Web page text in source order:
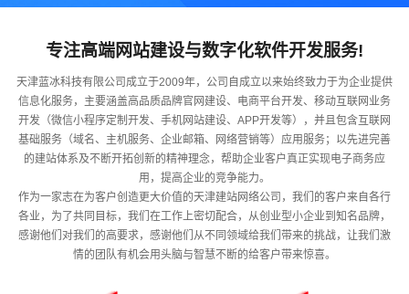
专注高端网站建设与数字化软件开发服务!
天津蓝冰科技有限公司成立于2009年，公司自成立以来始终致力于为企业提供
信息化服务，主要涵盖高品质品牌官网建设、电商平台开发、移动互联网业务
开发（微信小程序定制开发、手机网站建设、APP开发等），并且包含互联网
基础服务（域名、主机服务、企业邮箱、网络营销等）应用服务；以先进完善
的建站体系及不断开拓创新的精神理念，帮助企业客户真正实现电子商务应
用，提高企业的竞争能力。
作为一家志在为客户创造更大价值的天津建站网络公司 ，我们的客户来自各行
各业，为了共同目标，我们在工作上密切配合，从创业型小企业到知名品牌，
感谢他们对我们的高要求，感谢他们从不同领域给我们带来的挑战，让我们激
情的团队有机会用头脑与智慧不断的给客户带来惊喜。